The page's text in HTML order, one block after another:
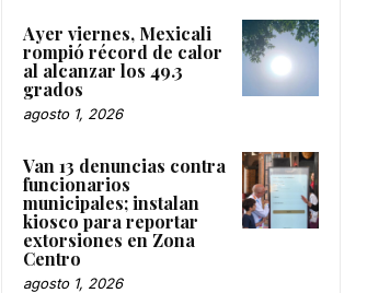
Ayer viernes, Mexicali
rompió récord de calor
al alcanzar los 49.3
grados
agosto 1, 2026
Van 13 denuncias contra
funcionarios
municipales; instalan
kiosco para reportar
extorsiones en Zona
Centro
agosto 1, 2026